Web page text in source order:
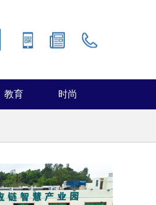
教育 时尚